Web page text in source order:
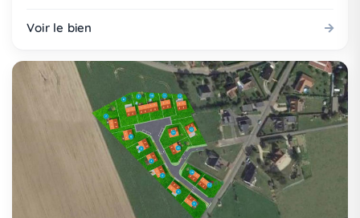
Voir le bien